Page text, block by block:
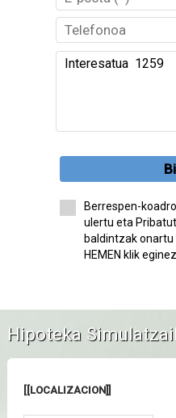
Berrespen-
ulertu eta
baldintzak
HEMEN klik
Hipoteka
[[LOCALIZACION]]